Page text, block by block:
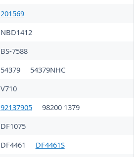
201569
NBD1412
BS-7588
54379
54379NHC
V710
92137905
98200 1379
DF1075
DF4461
DF4461S